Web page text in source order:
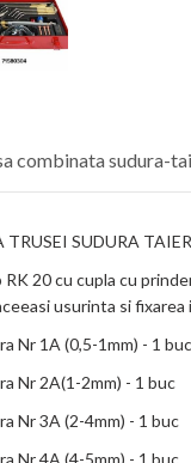
combinata sudura-
SUDURA
20 cu cupla cu
usurinta si
Nr 1A (0,5-1mm) - 1 buc
Nr 2A(1-2mm) - 1 buc
Nr 3A (2-4mm) - 1 buc
Nr 4A (4-5mm) - 1 buc